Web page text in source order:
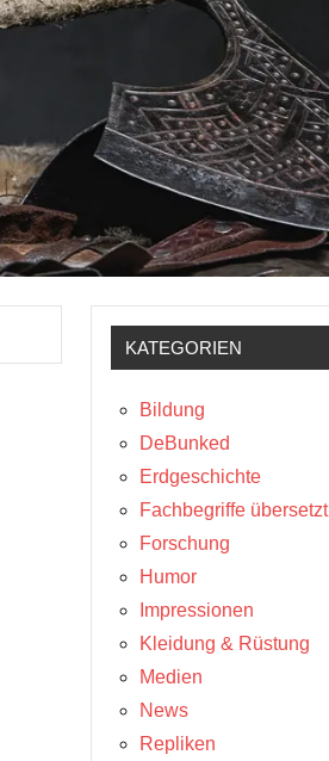
KATEGORIEN
Bildung
DeBunked
Erdgeschichte
Fachbegriffe übersetzt
Forschung
Humor
Impressionen
Kleidung & Rüstung
Medien
News
Repliken